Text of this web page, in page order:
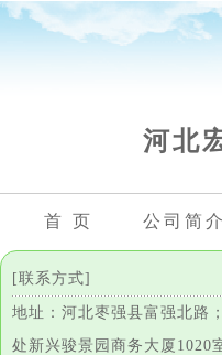
河北
首 页 公司简介
[联系方式]
地址：河北枣强县富强北路
处新兴骏景园商务大厦1020